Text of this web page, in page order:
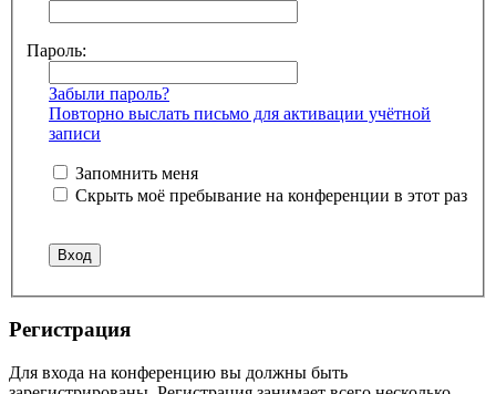
Пароль:
Забыли пароль?
Повторно выслать письмо для активации учётной
записи
Запомнить меня
Скрыть моё пребывание на конференции в этот раз
Регистрация
Для входа на конференцию вы должны быть